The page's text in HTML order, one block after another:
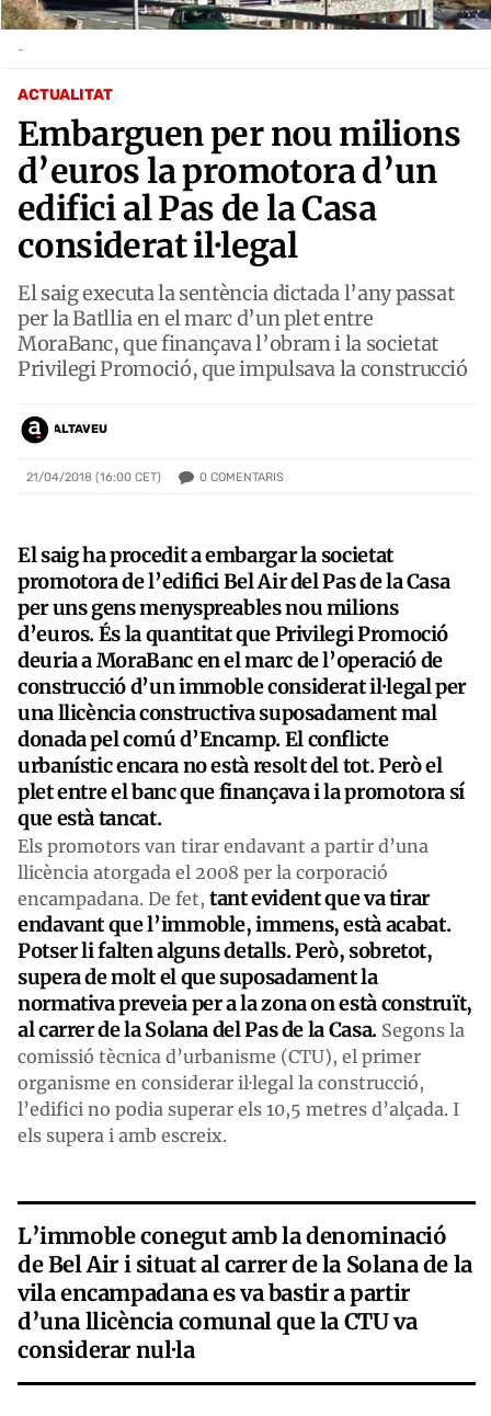
ACTUALITAT
Embarguen per nou milions
d’euros la promotora d’un
edifici al Pas de la Casa
considerat il·legal
El saig executa la sentència dictada l’any passat
per la Batllia en el marc d’un plet entre
MoraBanc, que finançava l’obram i la societat
Privilegi Promoció, que impulsava la construcció
ALTAVEU
21/04/2018 (16:00 CET) 0 COMENTARIS
-
El saig ha procedit a embargar la societat
promotora de l’edifici Bel Air del Pas de la Casa
per uns gens menyspreables nou milions
d’euros. És la quantitat que Privilegi Promoció
deuria a MoraBanc en el marc de l’operació de
construcció d’un immoble considerat il·legal per
una llicència constructiva suposadament mal
donada pel comú d’Encamp. El conflicte
urbanístic encara no està resolt del tot. Però el
plet entre el banc que finançava i la promotora sí
que està tancat.
Els promotors van tirar endavant a partir d’una
llicència atorgada el 2008 per la corporació
encampadana. De fet, tant evident que va tirar
endavant que l’immoble, immens, està acabat.
Potser li falten alguns detalls. Però, sobretot,
supera de molt el que suposadament la
normativa preveia per a la zona on està construït,
al carrer de la Solana del Pas de la Casa.Segons la
comissió tècnica d’urbanisme (CTU), el primer
organisme en considerar il·legal la construcció,
l’edifici no podia superar els 10,5 metres d’alçada. I
els supera i amb escreix.
L’immoble conegut amb la denominació
de Bel Air i situat al carrer de la Solana de la
vila encampadana es va bastir a partir
d’una llicència comunal que la CTU va
considerar nul·la